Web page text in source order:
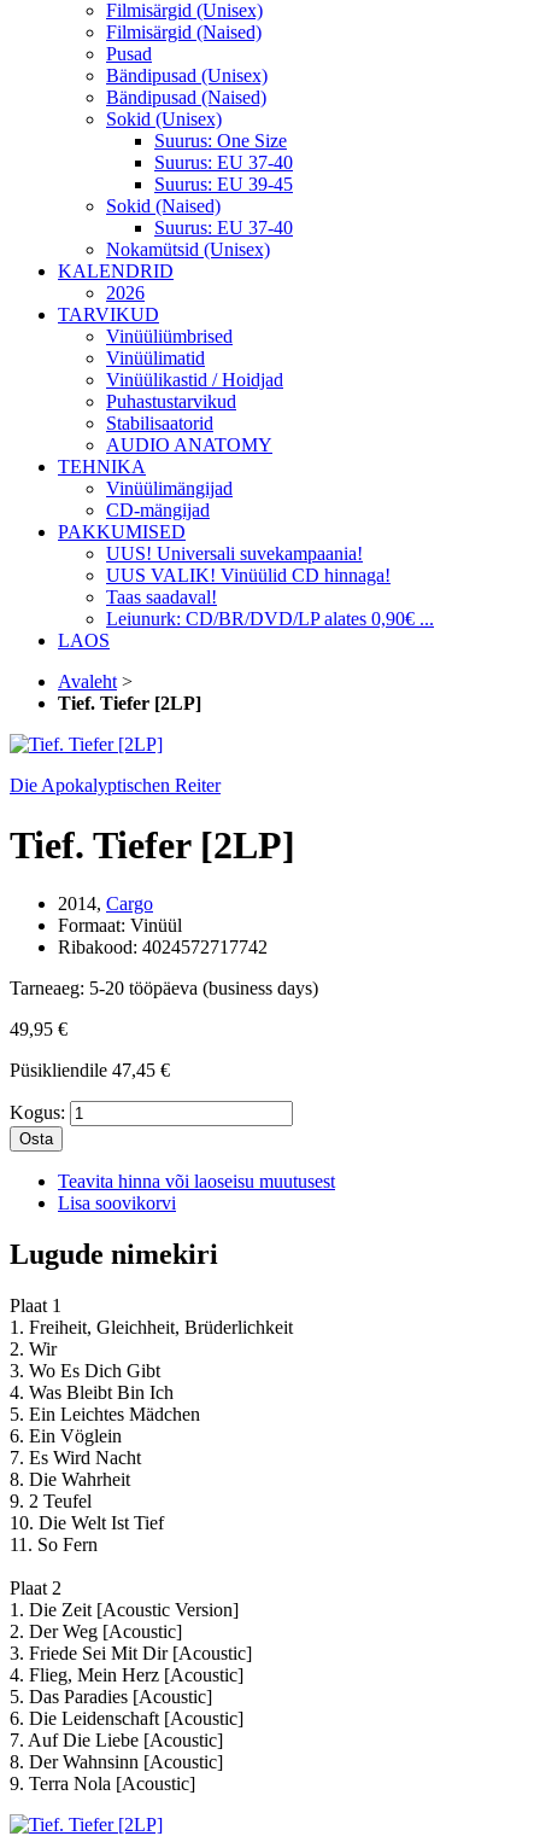
Filmisärgid (Unisex)
Filmisärgid (Naised)
Pusad
Bändipusad (Unisex)
Bändipusad (Naised)
Sokid (Unisex)
Suurus: One Size
Suurus: EU 37-40
Suurus: EU 39-45
Sokid (Naised)
Suurus: EU 37-40
Nokamütsid (Unisex)
KALENDRID
2026
TARVIKUD
Vinüüliümbrised
Vinüülimatid
Vinüülikastid / Hoidjad
Puhastustarvikud
Stabilisaatorid
AUDIO ANATOMY
TEHNIKA
Vinüülimängijad
CD-mängijad
PAKKUMISED
UUS! Universali suvekampaania!
UUS VALIK! Vinüülid CD hinnaga!
Taas saadaval!
Leiunurk: CD/BR/DVD/LP alates 0,90€ ...
LAOS
Avaleht >
Tief. Tiefer [2LP]
Die Apokalyptischen Reiter
Tief. Tiefer [2LP]
2014, Cargo
Formaat: Vinüül
Ribakood: 4024572717742
Tarneaeg: 5-20 tööpäeva (business days)
49,95 €
Püsikliendile 47,45 €
Kogus:
Osta
Teavita hinna või laoseisu muutusest
Lisa soovikorvi
Lugude nimekiri
Plaat 1
1. Freiheit, Gleichheit, Brüderlichkeit
2. Wir
3. Wo Es Dich Gibt
4. Was Bleibt Bin Ich
5. Ein Leichtes Mädchen
6. Ein Vöglein
7. Es Wird Nacht
8. Die Wahrheit
9. 2 Teufel
10. Die Welt Ist Tief
11. So Fern
Plaat 2
1. Die Zeit [Acoustic Version]
2. Der Weg [Acoustic]
3. Friede Sei Mit Dir [Acoustic]
4. Flieg, Mein Herz [Acoustic]
5. Das Paradies [Acoustic]
6. Die Leidenschaft [Acoustic]
7. Auf Die Liebe [Acoustic]
8. Der Wahnsinn [Acoustic]
9. Terra Nola [Acoustic]